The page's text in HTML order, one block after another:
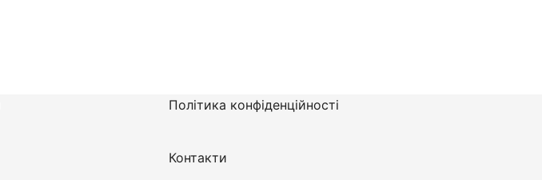
Політика конфіденційності
Контакти